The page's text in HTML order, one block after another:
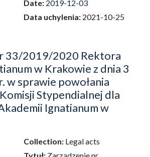
Date: 2019-12-03
Data uchylenia: 2021-10-25
33/2019/2020 Rektora
w Krakowie z dnia 3
w sprawie powołania
Stypendialnej dla
Ignatianum w
Collection: Legal acts